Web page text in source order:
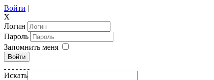
Войти |
X
Логин
Пароль
Запомнить меня
Войти
Искать